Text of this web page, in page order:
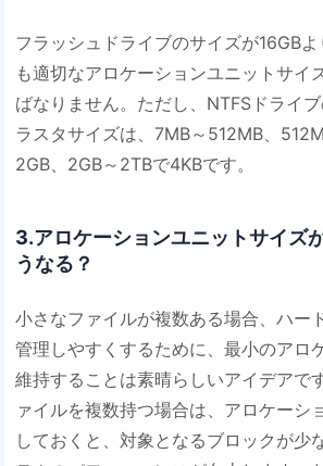
フラッシュドライブのサイズが16GB
も適切なアロケーションユニットサイ
ばなりません。ただし、NTFSドライ
ラスタサイズは、7MB～512MB、
2GB、2GB～2TBで4KBです。
3.アロケーションユニットサイズ
うなる？
小さなファイルが複数ある場合、ハー
管理しやすくするために、最小のアロ
維持することは素晴らしいアイデアで
ァイルを複数持つ場合は、アロケーシ
しておくと、対象となるブロックが少